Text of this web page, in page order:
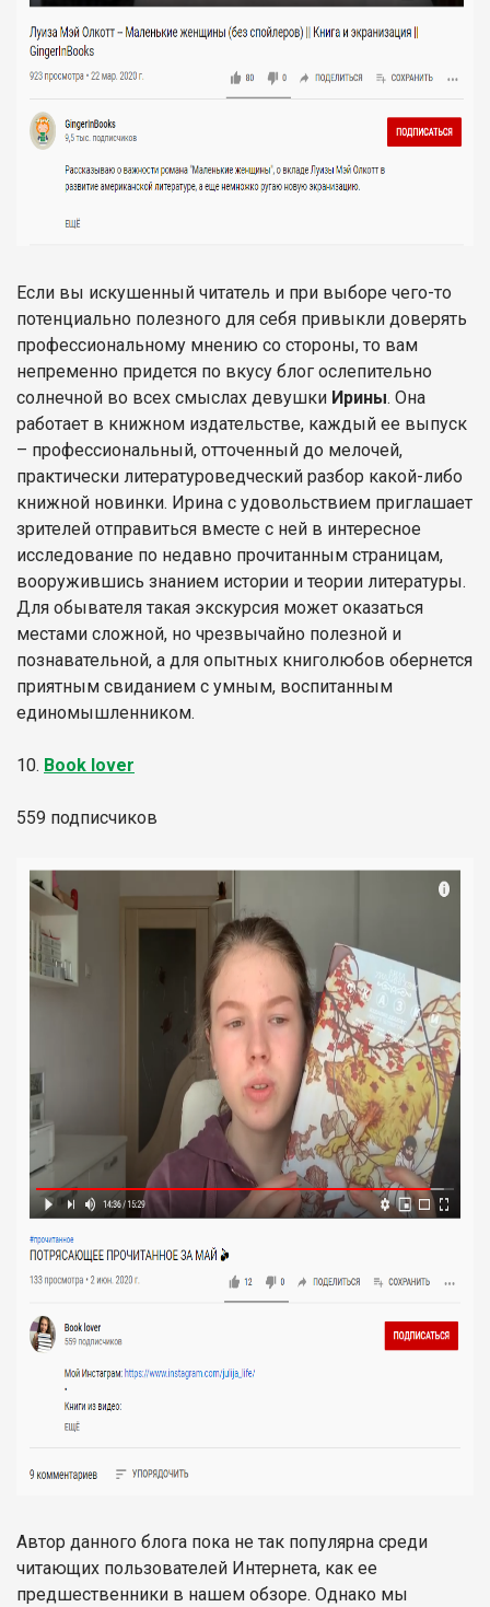
Если вы искушенный читатель и при выборе чего-то
потенциально полезного для себя привыкли доверять
профессиональному мнению со стороны, то вам
непременно придется по вкусу блог ослепительно
солнечной во всех смыслах девушки Ирины. Она
работает в книжном издательстве, каждый ее выпуск
– профессиональный, отточенный до мелочей,
практически литературоведческий разбор какой-либо
книжной новинки. Ирина с удовольствием приглашает
зрителей отправиться вместе с ней в интересное
исследование по недавно прочитанным страницам,
вооружившись знанием истории и теории литературы.
Для обывателя такая экскурсия может оказаться
местами сложной, но чрезвычайно полезной и
познавательной, а для опытных книголюбов обернется
приятным свиданием с умным, воспитанным
единомышленником.
10. Book lover
559 подписчиков
Автор данного блога пока не так популярна среди
читающих пользователей Интернета, как ее
предшественники в нашем обзоре. Однако мы